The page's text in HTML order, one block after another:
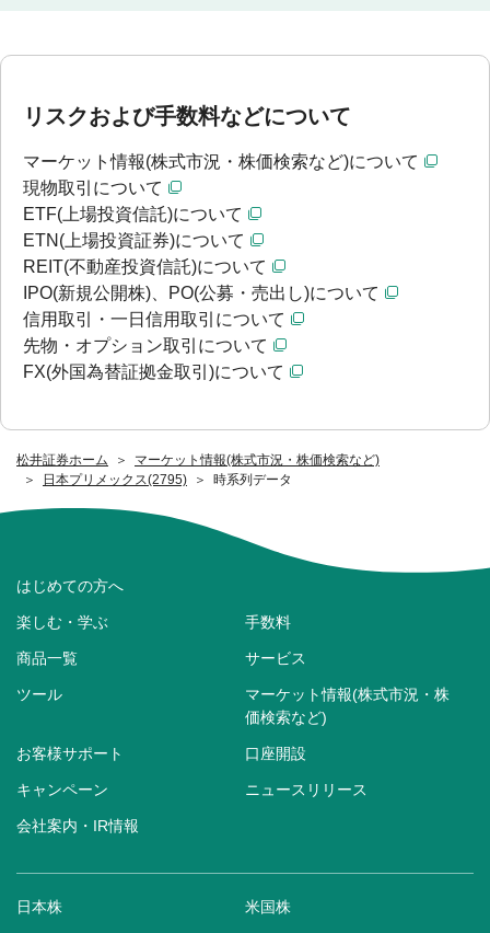
松井証券ホーム
マーケット情報(株式市況・株価検索など)
日本プリメックス(2795)
時系列データ
リスクおよび手数料などについて
マーケット情報(株式市況・株価検索など)について
現物取引について
ETF(上場投資信託)について
ETN(上場投資証券)について
REIT(不動産投資信託)について
IPO(新規公開株)、PO(公募・売出し)について
信用取引・一日信用取引について
先物・オプション取引について
FX(外国為替証拠金取引)について
はじめての方へ
楽しむ・学ぶ 手数料
商品一覧 サービス
ツール
マーケット情報(株式市況・株
価検索など)
お客様サポート 口座開設
キャンペーン ニュースリリース
会社案内・IR情報
日本株 米国株